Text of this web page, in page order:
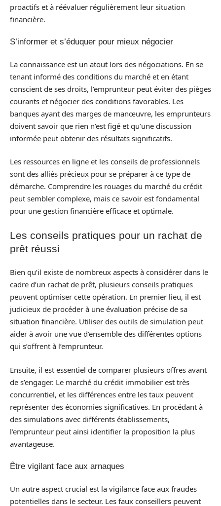
proactifs et à réévaluer régulièrement leur situation
financière.
S’informer et s’éduquer pour mieux négocier
La connaissance est un atout lors des négociations. En se
tenant informé des conditions du marché et en étant
conscient de ses droits, l’emprunteur peut éviter des pièges
courants et négocier des conditions favorables. Les
banques ayant des marges de manœuvre, les emprunteurs
doivent savoir que rien n’est figé et qu’une discussion
informée peut obtenir des résultats significatifs.
Les ressources en ligne et les conseils de professionnels
sont des alliés précieux pour se préparer à ce type de
démarche. Comprendre les rouages du marché du crédit
peut sembler complexe, mais ce savoir est fondamental
pour une gestion financière efficace et optimale.
Les conseils pratiques pour un rachat de
prêt réussi
Bien qu’il existe de nombreux aspects à considérer dans le
cadre d’un rachat de prêt, plusieurs conseils pratiques
peuvent optimiser cette opération. En premier lieu, il est
judicieux de procéder à une évaluation précise de sa
situation financière. Utiliser des outils de simulation peut
aider à avoir une vue d’ensemble des différentes options
qui s’offrent à l’emprunteur.
Ensuite, il est essentiel de comparer plusieurs offres avant
de s’engager. Le marché du crédit immobilier est très
concurrentiel, et les différences entre les taux peuvent
représenter des économies significatives. En procédant à
des simulations avec différents établissements,
l’emprunteur peut ainsi identifier la proposition la plus
avantageuse.
Être vigilant face aux arnaques
Un autre aspect crucial est la vigilance face aux fraudes
potentielles dans le secteur. Les faux conseillers peuvent